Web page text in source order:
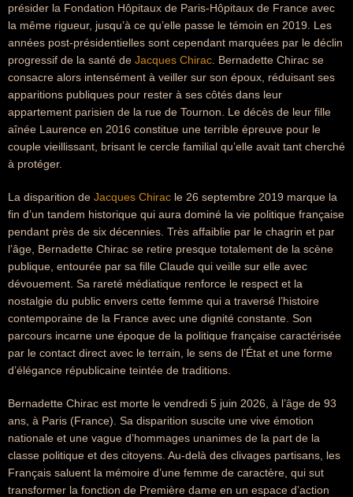
présider la Fondation Hôpitaux de Paris-Hôpitaux de France avec
la même rigueur, jusqu’à ce qu’elle passe le témoin en 2019. Les
années post-présidentielles sont cependant marquées par le déclin
progressif de la santé de Jacques Chirac . Bernadette Chirac se
consacre alors intensément à veiller sur son époux, réduisant ses
apparitions publiques pour rester à ses côtés dans leur
appartement parisien de la rue de Tournon. Le décès de leur fille
aînée Laurence en 2016 constitue une terrible épreuve pour le
couple vieillissant, brisant le cercle familial qu’elle avait tant cherché
à protéger.
La disparition de Jacques Chirac le 26 septembre 2019 marque la
fin d’un tandem historique qui aura dominé la vie politique française
pendant près de six décennies. Très affaiblie par le chagrin et par
l’âge, Bernadette Chirac se retire presque totalement de la scène
publique, entourée par sa fille Claude qui veille sur elle avec
dévouement. Sa rareté médiatique renforce le respect et la
nostalgie du public envers cette femme qui a traversé l’histoire
contemporaine de la France avec une dignité constante. Son
parcours incarne une époque de la politique française caractérisée
par le contact direct avec le terrain, le sens de l’État et une forme
d’élégance républicaine teintée de traditions.
Bernadette Chirac est morte le vendredi 5 juin 2026, à l’âge de 93
ans, à Paris (France). Sa disparition suscite une vive émotion
nationale et une vague d’hommages unanimes de la part de la
classe politique et des citoyens. Au-delà des clivages partisans, les
Français saluent la mémoire d’une femme de caractère, qui sut
transformer la fonction de Première dame en un espace d’action